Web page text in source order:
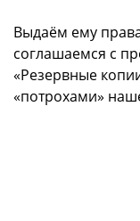
Выдаём ему
соглашаемся с
«Резервные
«потрохами»